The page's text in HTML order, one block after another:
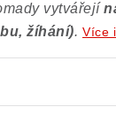
vytvářejí
žíhání). Více